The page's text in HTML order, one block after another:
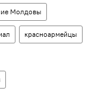
Молдовы
красноармейцы